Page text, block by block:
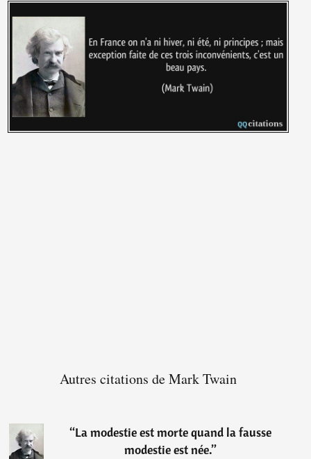
Autres citations de Mark Twain
“La modestie est morte quand la fausse
modestie est née.”